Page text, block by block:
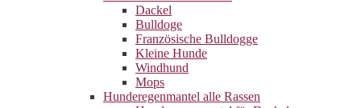
Dackel
Bulldoge
Französische Bulldogge
Kleine Hunde
Windhund
Mops
Hunderegenman­tel alle Rassen